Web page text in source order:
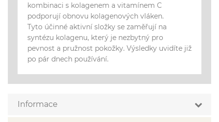
kombinaci s kolagenem a vitamínem C
podporují obnovu kolagenových vláken.
Tyto účinné aktivní složky se zaměřují na
syntézu kolagenu, který je nezbytný pro
pevnost a pružnost pokožky. Výsledky uvidíte již
po pár dnech používání.
Informace